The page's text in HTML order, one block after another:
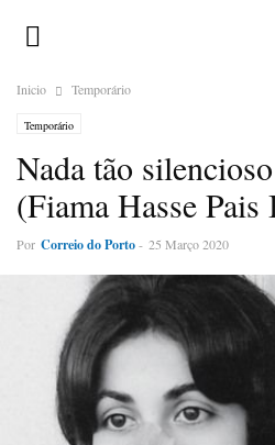
Inicio Temporário
Temporário
Nada tão
(Fiama Hasse Pais
Por Correio do Porto- 25 Março 2020